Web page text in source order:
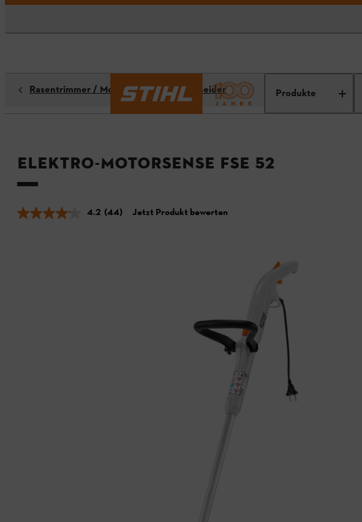
Produkte
Rasentrimmer / Motorsensen / Freischneider
Elektro-Motorsense FSE 52
4.2 (44) Jetzt Produkt bewerten